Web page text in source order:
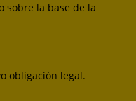
sobre la base de la
obligación legal.